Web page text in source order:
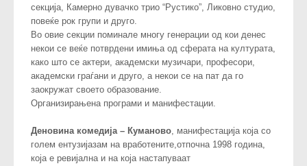
секција, Камерно дувачко трио “Рустико”, Ликовно студио,
повеќе рок групи и друго.
Во овие секции поминале многу генерации од кои денес
некои се веќе потврдени имиња од сферата на културата,
како што се актери, академски музичари, професори,
академски граѓани и друго, а некои се на пат да го
заокружат своето образование.
Организирањена програми и манифестации.
Деновина комедија – Куманово, манифестација која со
голем ентузијазам на вработените,отпочна 1998 година,
која е ревијална и на која настапуваат